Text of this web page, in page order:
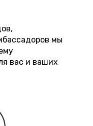
мы
вас и ваших